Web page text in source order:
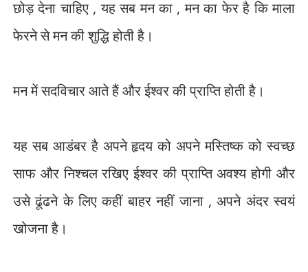
छोड़ देना चाहिए ,यह सब मन का ,मन का फेर है कि माला
फेरने से मन की शुद्धि होती है।
मन में सदविचार आते हैं और ईश्वर की प्राप्ति होती है।
यह सब आडंबर है अपने हृदय को अपने मस्तिष्क को स्वच्छ
साफ और निश्चल रखिए ईश्वर की प्राप्ति अवश्य होगी और
उसे ढूंढने के लिए कहीं बाहर नहीं जाना ,अपने अंदर स्वयं
खोजना है।